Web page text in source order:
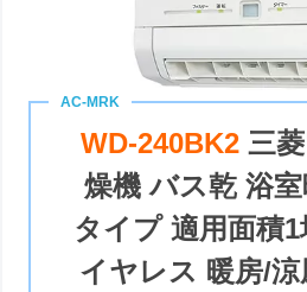
WD-240BK2三
燥機 バス乾 浴
タイプ 適用面積
イヤレス 暖房/涼